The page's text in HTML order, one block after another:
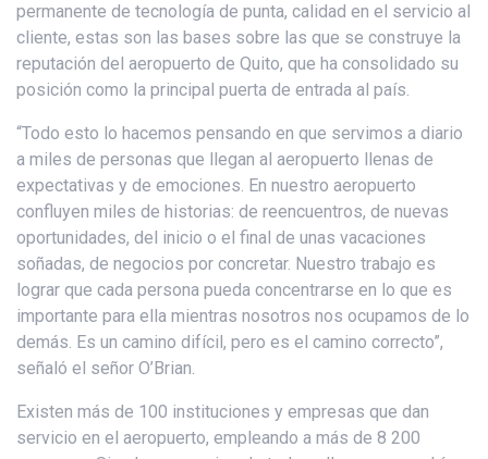
permanente de tecnología de punta, calidad en el servicio al
cliente, estas son las bases sobre las que se construye la
reputación del aeropuerto de Quito, que ha consolidado su
posición como la principal puerta de entrada al país.
“Todo esto lo hacemos pensando en que servimos a diario
a miles de personas que llegan al aeropuerto llenas de
expectativas y de emociones. En nuestro aeropuerto
confluyen miles de historias: de reencuentros, de nuevas
oportunidades, del inicio o el final de unas vacaciones
soñadas, de negocios por concretar. Nuestro trabajo es
lograr que cada persona pueda concentrarse en lo que es
importante para ella mientras nosotros nos ocupamos de lo
demás. Es un camino difícil, pero es el camino correcto”,
señaló el señor O’Brian.
Existen más de 100 instituciones y empresas que dan
servicio en el aeropuerto, empleando a más de 8 200